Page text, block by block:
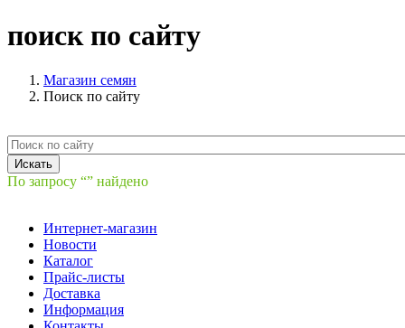
поиск по сайту
Магазин семян
Поиск по сайту
По запросу “” найдено
Интернет-магазин
Новости
Каталог
Прайс-листы
Доставка
Информация